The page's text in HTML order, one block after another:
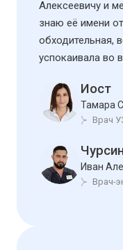
Алексеевичу и
знаю её имени
обходительная,
успокаивала во
Иост
Тамара
Врач
Иван
Врач-